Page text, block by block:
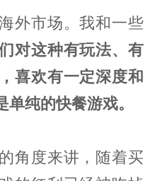
外市场。我和一些
对这种有玩法、有
喜欢有一定深度和
纯的快餐游戏。
角度来讲，随着买